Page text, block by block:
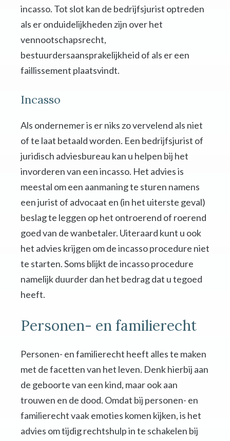
incasso. Tot slot kan de bedrijfsjurist optreden
als er onduidelijkheden zijn over het
vennootschapsrecht,
bestuurdersaansprakelijkheid of als er een
faillissement plaatsvindt.
Incasso
Als ondernemer is er niks zo vervelend als niet
of te laat betaald worden. Een bedrijfsjurist of
juridisch adviesbureau kan u helpen bij het
invorderen van een incasso. Het advies is
meestal om een aanmaning te sturen namens
een jurist of advocaat en (in het uiterste geval)
beslag te leggen op het ontroerend of roerend
goed van de wanbetaler. Uiteraard kunt u ook
het advies krijgen om de incasso procedure niet
te starten. Soms blijkt de incasso procedure
namelijk duurder dan het bedrag dat u tegoed
heeft.
Personen- en familierecht
Personen- en familierecht heeft alles te maken
met de facetten van het leven. Denk hierbij aan
de geboorte van een kind, maar ook aan
trouwen en de dood. Omdat bij personen- en
familierecht vaak emoties komen kijken, is het
advies om tijdig rechtshulp in te schakelen bij